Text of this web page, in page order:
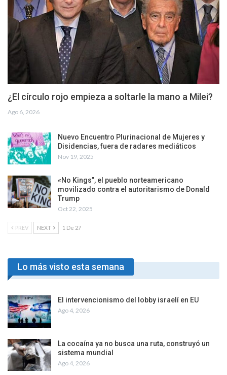
¿El círculo rojo empieza a soltarle la mano a Milei?
Ago 6, 2026
Nuevo Encuentro Plurinacional de Mujeres y
Disidencias, fuera de radares mediáticos
Nov 19, 2025
«No Kings”, el pueblo norteamericano
movilizado contra el autoritarismo de Donald
Trump
Oct 22, 2025
PREV NEXT 1 De 27
Lo más visto esta semana
El intervencionismo del lobby israelí en EU
Ago 4, 2026
La cocaína ya no busca una ruta, construyó un
sistema mundial
Ago 4, 2026